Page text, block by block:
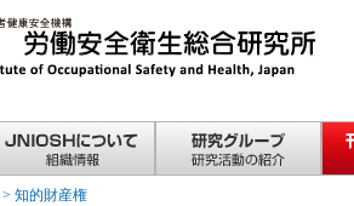
> 知的財産権